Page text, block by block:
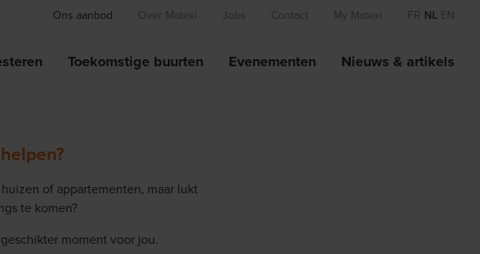
Ons aanbod Over Matexi Jobs Contact My Matexi FR NL EN
Toekomstige buurten Evenementen Nieuws & artikels
of appartementen, maar lukt
te komen?
moment voor jou.